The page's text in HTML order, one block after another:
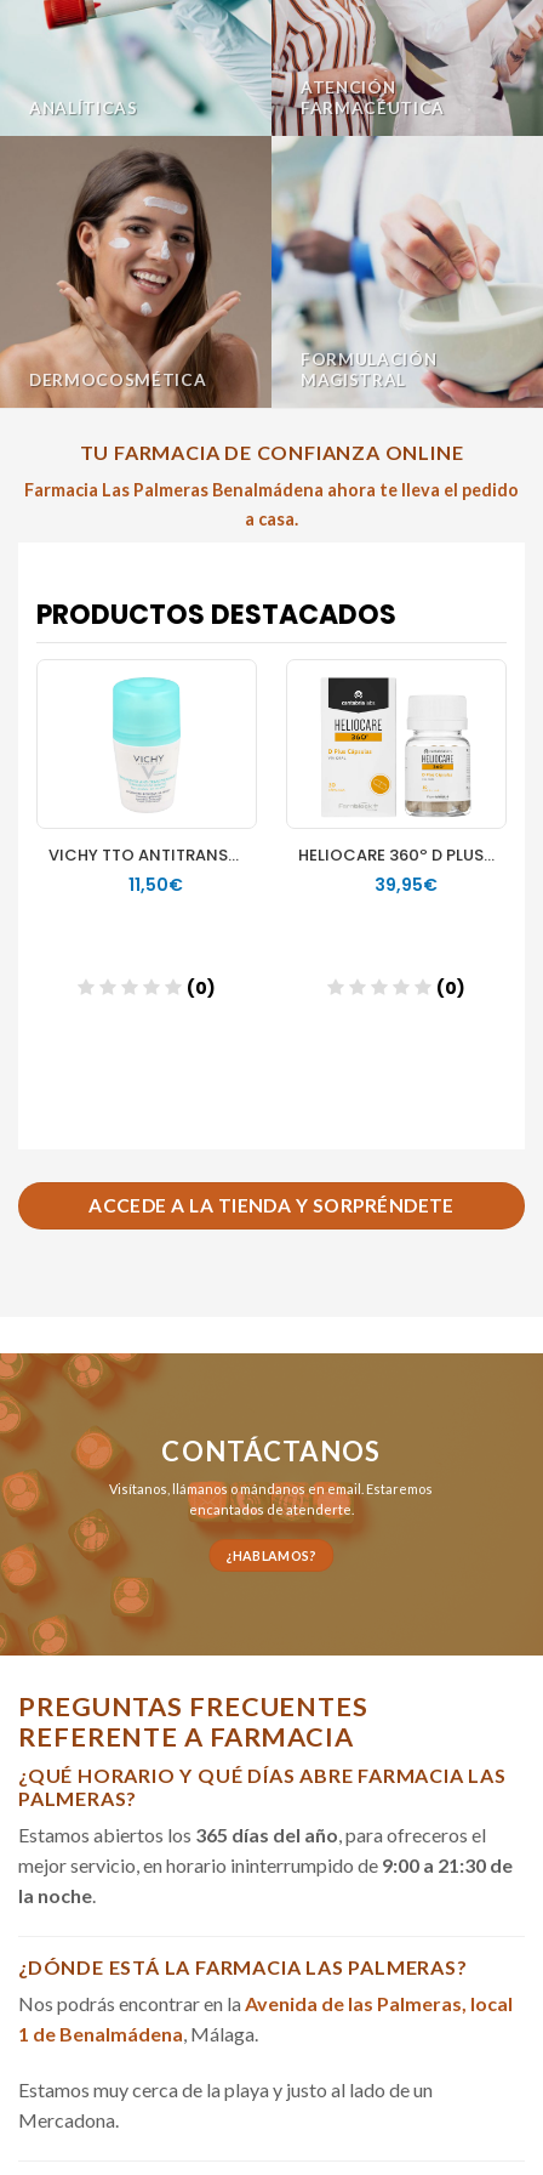
ANALÍTICAS
ATENCIÓN
FARMACÉUTICA
DERMOCOSMÉTICA
FORMULACIÓN
MAGISTRAL
TU FARMACIA DE CONFIANZA ONLINE
Farmacia Las Palmeras Benalmádena ahora te lleva el pedido
a casa.
ACCEDE A LA TIENDA Y SORPRÉNDETE
CONTÁCTANOS
Visítanos, llámanosomándanos en email . Estaremos
encantados de atenderte.
¿HABLAMOS?
PREGUNTAS FRECUENTES
REFERENTE A FARMACIA
¿QUÉ HORARIO Y QUÉ DÍAS ABRE FARMACIA LAS
PALMERAS?
Estamos abiertos los 365 días del año, para ofreceros el
mejor servicio, en horario ininterrumpido de 9:00 a 21:30 de
la noche.
¿DÓNDE ESTÁ LA FARMACIA LAS PALMERAS?
Nos podrás encontrar en la Avenida de las Palmeras, local
1 de Benalmádena, Málaga.
Estamos muy cerca de la playa y justo al lado de un
Mercadona.